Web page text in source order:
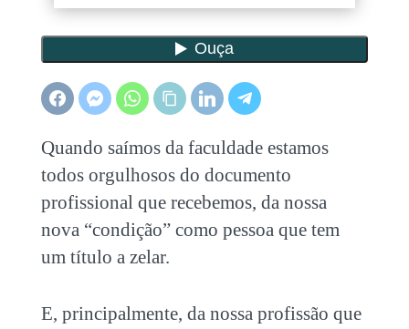
Quando saímos da faculdade estamos
todos orgulhosos do documento
profissional que recebemos, da nossa
nova “condição” como pessoa que tem
um título a zelar.
E, principalmente, da nossa profissão que